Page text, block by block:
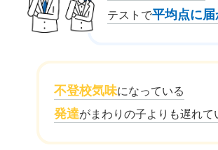
テストで平均点に
不登校気味になっている
発達がまわりの子よりも遅れて